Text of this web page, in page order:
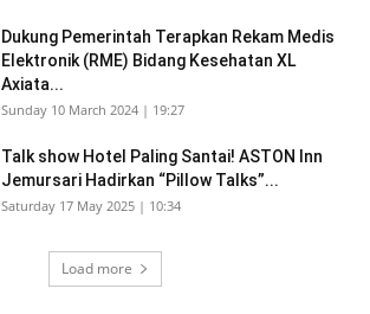
Dukung Pemerintah Terapkan Rekam Medis
Elektronik (RME) Bidang Kesehatan XL
Axiata...
Sunday 10 March 2024 | 19:27
Talk show Hotel Paling Santai! ASTON Inn
Jemursari Hadirkan “Pillow Talks”...
Saturday 17 May 2025 | 10:34
Load more